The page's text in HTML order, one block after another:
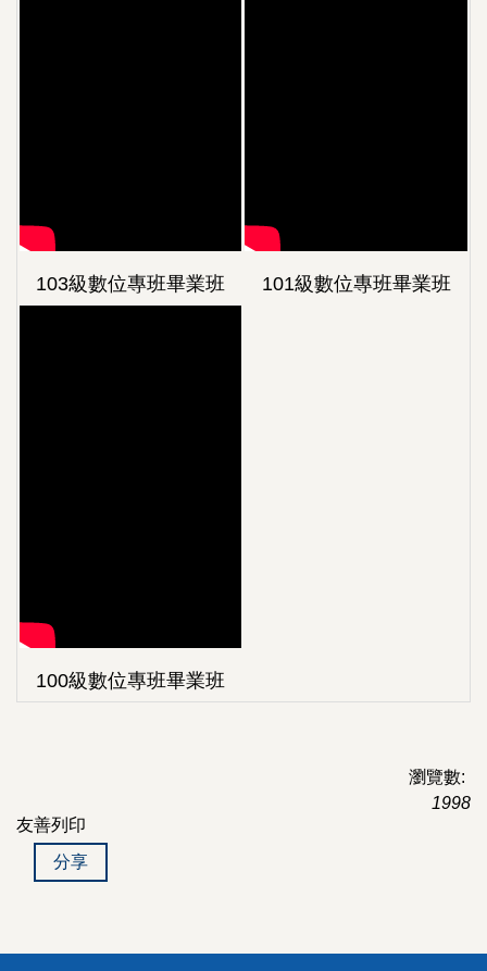
103級數位專班畢業班 101級數位專班畢業班
100級數位專班畢業班
瀏覽數:
1998
友善列印
分享